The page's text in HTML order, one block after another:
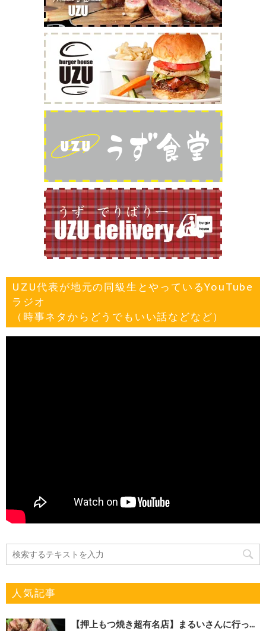
UZU代表が地元の同級生とやっているYouTube
ラジオ
（時事ネタからどうでもいい話などなど）
人気記事
【押上もつ焼き超有名店】まるいさんに行っ...